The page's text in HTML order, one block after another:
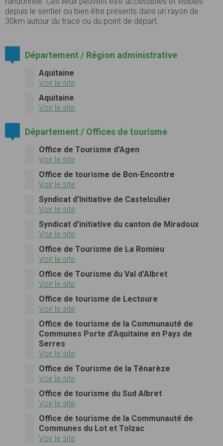
depuis le sentier ou bien être présents dans un rayon de
30km autour du tracé ou du point de départ.
Département / Région administrative
Aquitaine
Voir le site
Aquitaine
Voir le site
Département / Offices de tourisme
Office de Tourisme d'Agen
Voir le site
Office de tourisme de Bon-Encontre
Voir le site
Syndicat d'Initiative de Castelculier
Voir le site
Syndicat d'initiative du canton de Miradoux
Voir le site
Office de Tourisme de La Romieu
Voir le site
Office de Tourisme du Val d'Albret
Voir le site
Office de tourisme de Lectoure
Voir le site
Office de tourisme de la Communauté de
Communes Porte d'Aquitaine en Pays de
Serres
Voir le site
Office de Tourisme de la Ténarèze
Voir le site
Office de tourisme du Sud Albret
Voir le site
Office de tourisme de la Communauté de
Communes du Lot et Tolzac
Voir le site